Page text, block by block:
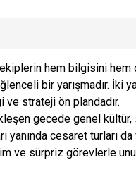
hem bilgisini hem
bir yarışmadır. İki
strateji ön plandadır.
gecede genel kültür,
yanında cesaret turları da
ve sürpriz görevlerle